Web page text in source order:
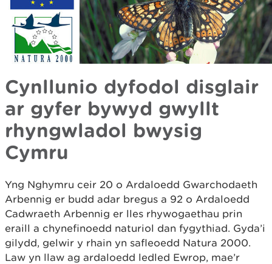
Cynllunio dyfodol disglair
ar gyfer bywyd gwyllt
rhyngwladol bwysig
Cymru
Yng Nghymru ceir 20 o Ardaloedd Gwarchodaeth
Arbennig er budd adar bregus a 92 o Ardaloedd
Cadwraeth Arbennig er lles rhywogaethau prin
eraill a chynefinoedd naturiol dan fygythiad. Gyda’i
gilydd, gelwir y rhain yn safleoedd Natura 2000.
Law yn llaw ag ardaloedd ledled Ewrop, mae’r